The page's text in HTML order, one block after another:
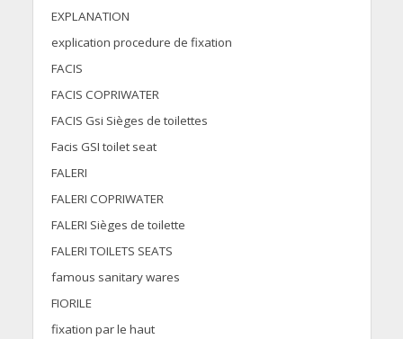
EXPLANATION
explication procedure de fixation
FACIS
FACIS COPRIWATER
FACIS Gsi Sièges de toilettes
Facis GSI toilet seat
FALERI
FALERI COPRIWATER
FALERI Sièges de toilette
FALERI TOILETS SEATS
famous sanitary wares
FIORILE
fixation par le haut